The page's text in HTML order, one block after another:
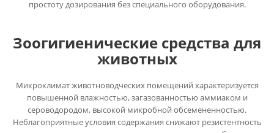
простоту дозирования без специального оборудования.
Зоогигиенические средства для
животных
Микроклимат животноводческих помещений характеризуется
повышенной влажностью, загазованностью аммиаком и
сероводородом, высокой микробной обсемененностью.
Неблагоприятные условия содержания снижают резистентность